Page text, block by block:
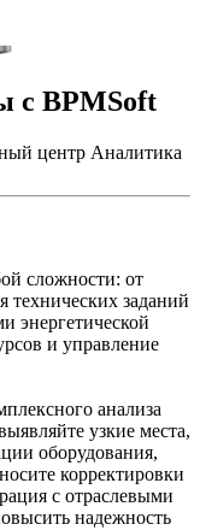
с BPMSoft
центр Аналитика
сложности: от
технических заданий
энергетической
и управление
анализа
узкие места,
оборудования,
корректировки
с отраслевыми
надежность